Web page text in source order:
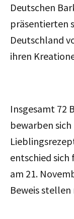
Deutschen
präsentierten
Deutschland
ihren
Insgesamt 72
bewarben
entschied sich
am 21.
Beweis stellen